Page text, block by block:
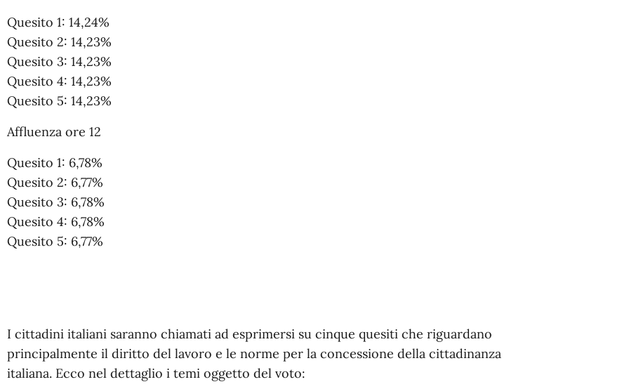
Quesito 1: 14,24%
Quesito 2: 14,23%
Quesito 3: 14,23%
Quesito 4: 14,23%
Quesito 5: 14,23%
Affluenza ore 12
Quesito 1: 6,78%
Quesito 2: 6,77%
Quesito 3: 6,78%
Quesito 4: 6,78%
Quesito 5: 6,77%
I cittadini italiani saranno chiamati ad esprimersi su cinque quesiti che riguardano
principalmente il diritto del lavoro e le norme per la concessione della cittadinanza
italiana. Ecco nel dettaglio i temi oggetto del voto: